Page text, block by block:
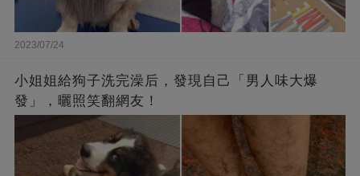
2023/07/24
小姐姐給狗子洗完澡后，發現自己「男人味大爆
發」，曬照笑翻網友！